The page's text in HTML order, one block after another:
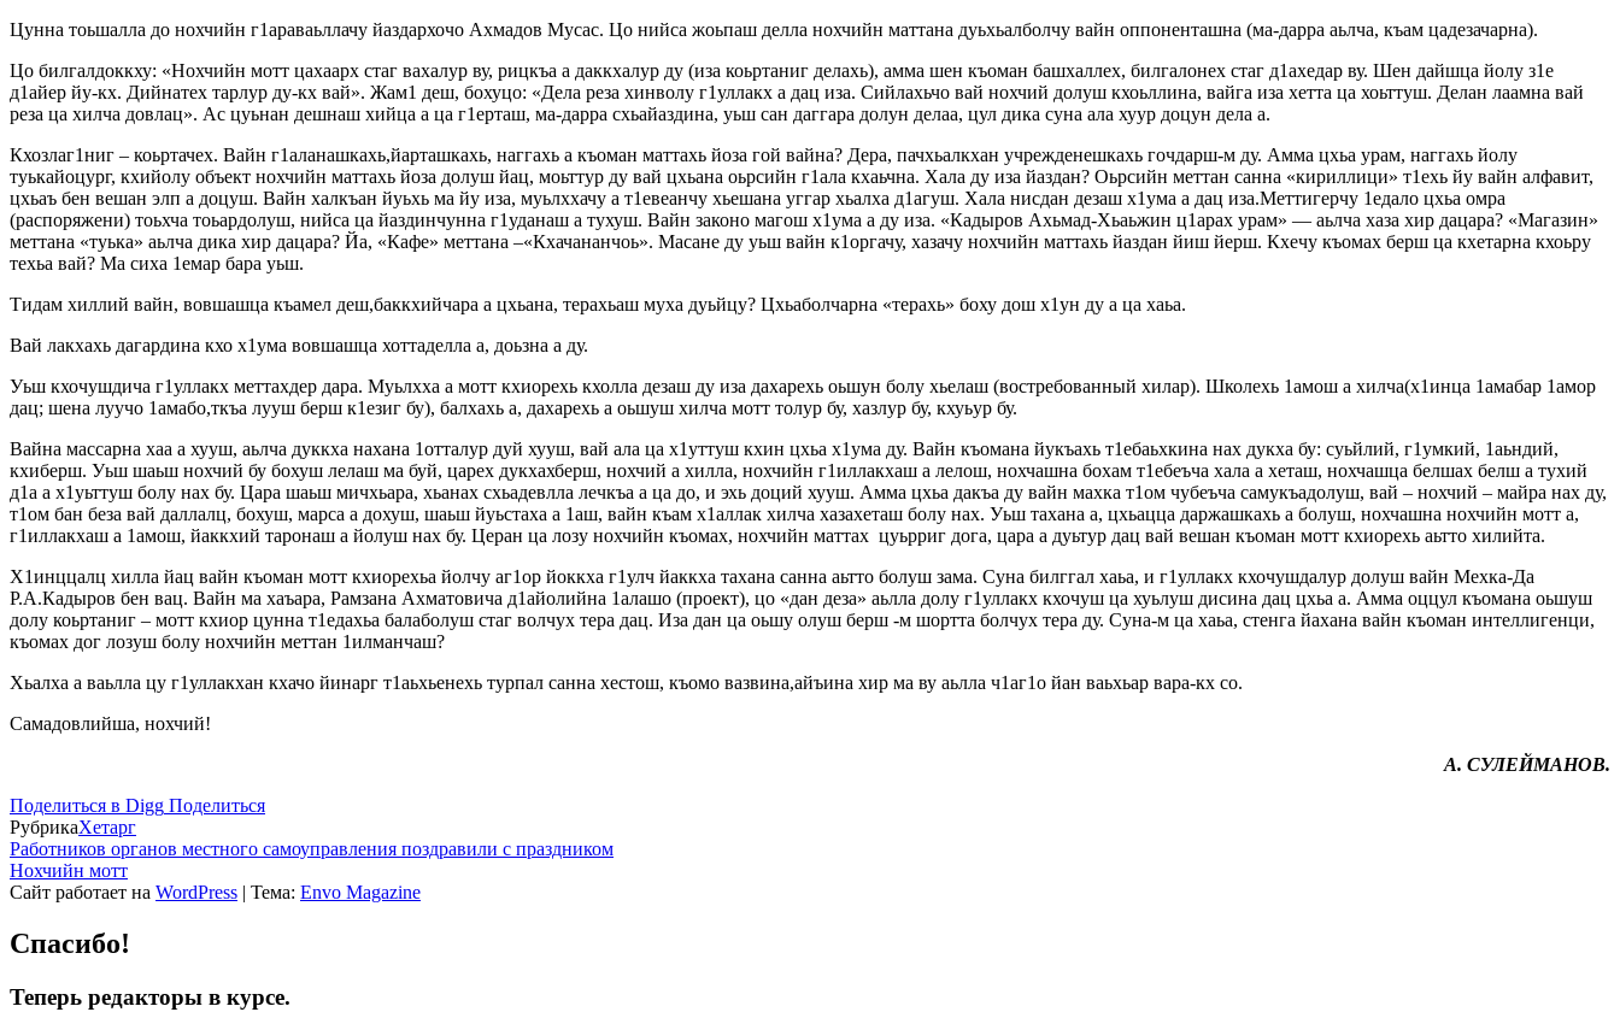
Цунна тоьшалла до нохчийн г1араваьллачу йаздархочо Ахмадов Мусас. Цо нийса жоьпаш делла нохчийн маттана дуьхьалболчу вайн оппоненташна (ма-дарра аьлча, къам цадезачарна).
Цо билгалдоккху: «Нохчийн мотт цахаарх стаг вахалур ву, рицкъа а даккхалур ду (иза коьртаниг делахь), амма шен къоман башхаллех, билгалонех стаг д1ахедар ву. Шен дайшца йолу з1е
д1айер йу-кх. Дийнатех тарлур ду-кх вай». Жам1 деш, бохуцо: «Дела реза хинволу г1уллакх а дац иза. Сийлахьчо вай нохчий долуш кхоьллина, вайга иза хетта ца хоьттуш. Делан лаамна вай
реза ца хилча довлац». Ас цуьнан дешнаш хийца а ца г1ерташ, ма-дарра схьайаздина, уьш сан даггара долун делаа, цул дика суна ала хуур доцун дела а.
Кхозлаг1ниг – коьртачех. Вайн г1аланашкахь,йарташкахь, наггахь а къоман маттахь йоза гой вайна? Дера, пачхьалкхан учрежденешкахь гочдарш-м ду. Амма цхьа урам, наггахь йолу
туькайоцург, кхийолу объект нохчийн маттахь йоза долуш йац, моьттур ду вай цхьана оьрсийн г1ала кхаьчна. Хала ду иза йаздан? Оьрсийн меттан санна «кириллици» т1ехь йу вайн алфавит,
цхьаъ бен вешан элп а доцуш. Вайн халкъан йуьхь ма йу иза, муьлххачу а т1евеанчу хьешана уггар хьалха д1агуш. Хала нисдан дезаш х1ума а дац иза.Меттигерчу 1едало цхьа омра
(распоряжени) тоьхча тоьардолуш, нийса ца йаздинчунна г1уданаш а тухуш. Вайн законо магош х1ума а ду иза. «Кадыров Ахьмад-Хьаьжин ц1арах урам» — аьлча хаза хир дацара? «Магазин»
меттана «туька» аьлча дика хир дацара? Йа, «Кафе» меттана –«Кхачананчоь». Масане ду уьш вайн к1оргачу, хазачу нохчийн маттахь йаздан йиш йерш. Кхечу къомах берш ца кхетарна кхоьру
техьа вай? Ма сиха 1емар бара уьш.
Тидам хиллий вайн, вовшашца къамел деш,баккхийчара а цхьана, терахьаш муха дуьйцу? Цхьаболчарна «терахь» боху дош х1ун ду а ца хаьа.
Вай лакхахь дагардина кхо х1ума вовшашца хоттаделла а, доьзна а ду.
Уьш кхочушдича г1уллакх меттахдер дара. Муьлхха а мотт кхиорехь кхолла дезаш ду иза дахарехь оьшун болу хьелаш (востребованный хилар). Школехь 1амош а хилча(х1инца 1амабар 1амор
дац; шена луучо 1амабо,ткъа лууш берш к1езиг бу), балхахь а, дахарехь а оьшуш хилча мотт толур бу, хазлур бу, кхуьур бу.
Вайна массарна хаа а хууш, аьлча дуккха нахана 1отталур дуй хууш, вай ала ца х1уттуш кхин цхьа х1ума ду. Вайн къомана йукъахь т1ебаьхкина нах дукха бу: суьйлий, г1умкий, 1аьндий,
кхиберш. Уьш шаьш нохчий бу бохуш лелаш ма буй, царех дукхахберш, нохчий а хилла, нохчийн г1иллакхаш а лелош, нохчашна бохам т1ебеъча хала а хеташ, нохчашца белшах белш а тухий
д1а а х1уьттуш болу нах бу. Цара шаьш мичхьара, хьанах схьадевлла лечкъа а ца до, и эхь доций хууш. Амма цхьа дакъа ду вайн махка т1ом чубеъча самукъадолуш, вай – нохчий – майра нах ду,
т1ом бан беза вай даллалц, бохуш, марса а дохуш, шаьш йуьстаха а 1аш, вайн къам х1аллак хилча хазахеташ болу нах. Уьш тахана а, цхьацца даржашкахь а болуш, нохчашна нохчийн мотт а,
г1иллакхаш а 1амош, йаккхий таронаш а йолуш нах бу. Церан ца лозу нохчийн къомах, нохчийн маттах цуьрриг дога, цара а дуьтур дац вай вешан къоман мотт кхиорехь аьтто хилийта.
Х1инццалц хилла йац вайн къоман мотт кхиорехьа йолчу аг1ор йоккха г1улч йаккха тахана санна аьтто болуш зама. Суна билггал хаьа, и г1уллакх кхочушдалур долуш вайн Мехка-Да
Р.А.Кадыров бен вац. Вайн ма хаъара, Рамзана Ахматовича д1айолийна 1алашо (проект), цо «дан деза» аьлла долу г1уллакх кхочуш ца хуьлуш дисина дац цхьа а. Амма оццул къомана оьшуш
долу коьртаниг – мотт кхиор цунна т1едахьа балаболуш стаг волчух тера дац. Иза дан ца оьшу олуш берш -м шортта болчух тера ду. Суна-м ца хаьа, стенга йахана вайн къоман интеллигенци,
къомах дог лозуш болу нохчийн меттан 1илманчаш?
Хьалха а ваьлла цу г1уллакхан кхачо йинарг т1аьхьенехь турпал санна хестош, къомо вазвина,айъина хир ма ву аьлла ч1аг1о йан ваьхьар вара-кх со.
Самадовлийша, нохчий!
А. СУЛЕЙМАНОВ.
Поделиться в Digg Поделиться
РубрикаХетарг
Работников органов местного самоуправления поздравили с праздником
Нохчийн мотт
Сайт работает на WordPress | Тема: Envo Magazine
Спасибо!
Теперь редакторы в курсе.